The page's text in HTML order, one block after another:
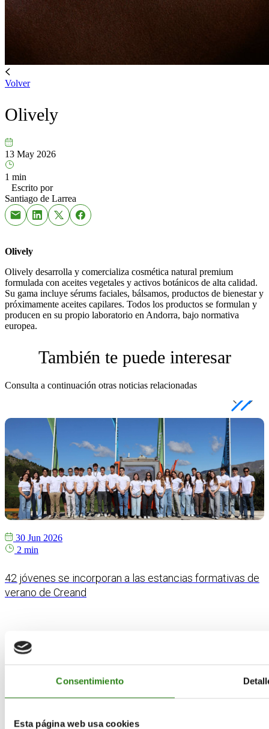
Consentimiento
Esta página web usa cookies
Volver
Olively
13 May 2026
1 min
Escrito por
Santiago de Larrea
Olively
Olively desarrolla y comercializa cosmética natural premium
formulada con aceites vegetales y activos botánicos de alta calidad.
Su gama incluye sérums faciales, bálsamos, productos de bienestar y
próximamente aceites capilares. Todos los productos se formulan y
producen en su propio laboratorio en Andorra, bajo normativa
europea.
También te puede interesar
Consulta a continuación otras noticias relacionadas
30 Jun 2026
2 min
42 jóvenes se incorporan a las estancias formativas de
verano de Creand